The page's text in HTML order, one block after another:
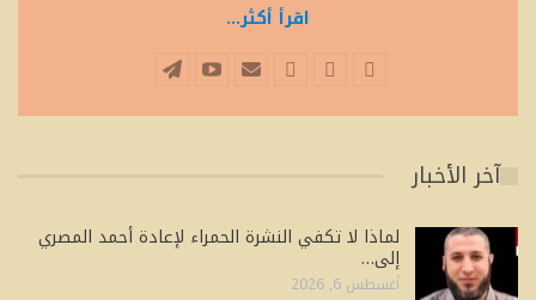
اقرأ أكثر...
آخر الأخبار
لماذا لا تكفي النشرة الحمراء لإعادة أحمد المصري
إلى…
أغسطس 6, 2026